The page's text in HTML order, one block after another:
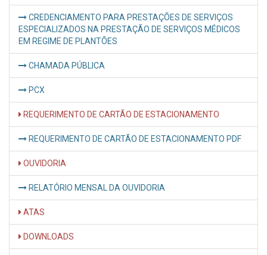
CREDENCIAMENTO PARA PRESTAÇÕES DE SERVIÇOS
ESPECIALIZADOS NA PRESTAÇÃO DE SERVIÇOS MÉDICOS
EM REGIME DE PLANTÕES
CHAMADA PÚBLICA
PCX
REQUERIMENTO DE CARTÃO DE ESTACIONAMENTO
REQUERIMENTO DE CARTÃO DE ESTACIONAMENTO PDF
OUVIDORIA
RELATÓRIO MENSAL DA OUVIDORIA
ATAS
DOWNLOADS